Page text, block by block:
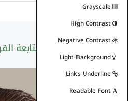
Grayscale
High Contrast
Negative Contrast
Light Background
Links Underline
Readable Font
متابعة